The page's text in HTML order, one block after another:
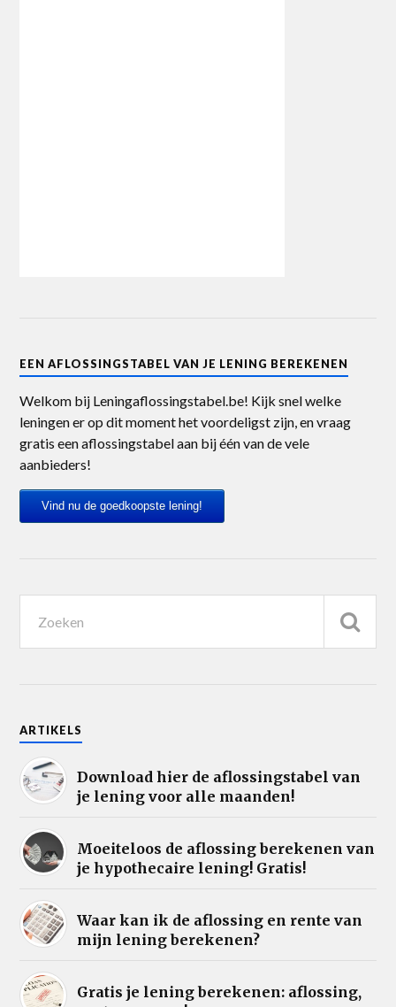
EEN AFLOSSINGSTABEL VAN JE LENING BEREKENEN
Welkom bij Leningaflossingstabel.be! Kijk snel welke
leningen er op dit moment het voordeligst zijn, en vraag
gratis een aflossingstabel aan bij één van de vele
aanbieders!
Vind nu de goedkoopste lening!
ARTIKELS
Download hier de aflossingstabel van
je lening voor alle maanden!
Moeiteloos de aflossing berekenen van
je hypothecaire lening! Gratis!
Waar kan ik de aflossing en rente van
mijn lening berekenen?
Gratis je lening berekenen: aflossing,